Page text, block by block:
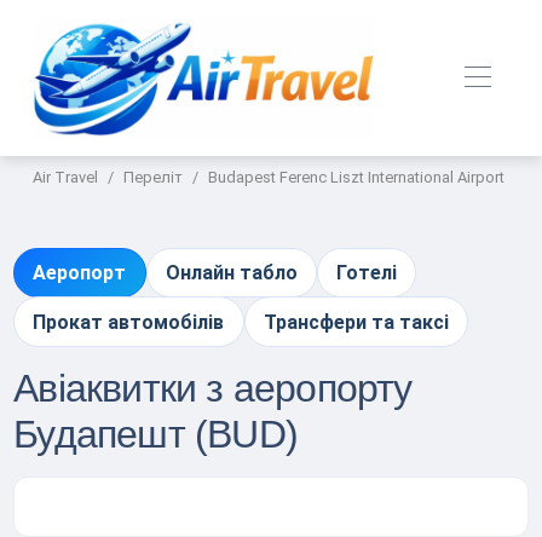
Air Travel Переліт Budapest Ferenc Liszt International Airport
Аеропорт Онлайн табло Готелі
Прокат автомобілів Трансфери та таксі
Авіаквитки з аеропорту
Будапешт (BUD)